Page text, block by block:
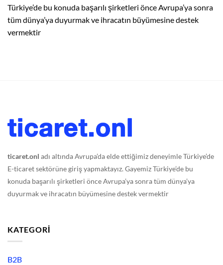
Türkiye’de bu konuda başarılı şirketleri önce Avrupa’ya sonra
tüm dünya’ya duyurmak ve ihracatın büyümesine destek
vermektir
ticaret.onl adı altında Avrupa’da elde ettiğimiz deneyimle Türkiye’de
E-ticaret sektörüne giriş yapmaktayız. Gayemiz Türkiye’de bu
konuda başarılı şirketleri önce Avrupa’ya sonra tüm dünya’ya
duyurmak ve ihracatın büyümesine destek vermektir
KATEGORI
B2B